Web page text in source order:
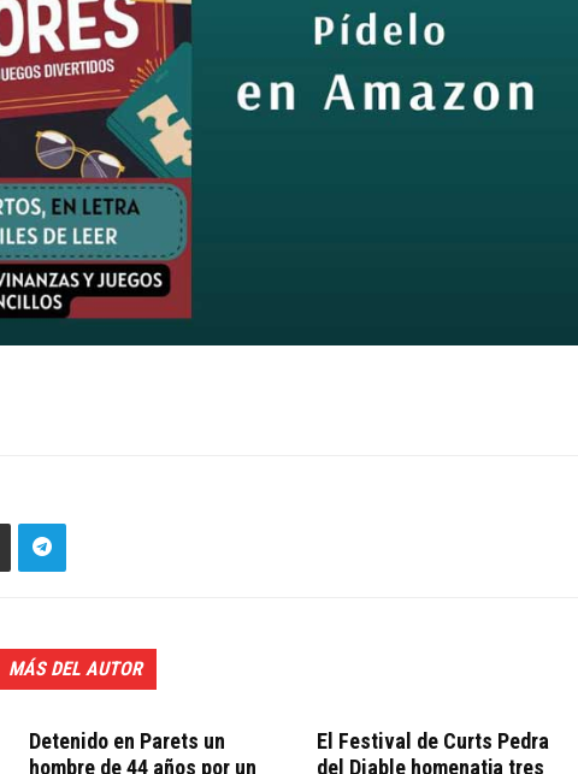
MÁS DEL AUTOR
Detenido en Parets un
hombre de 44 años por un
El Festival de Curts Pedra
del Diable homenatja tres